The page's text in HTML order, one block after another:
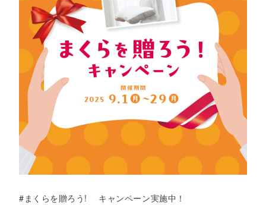
#まくらを贈ろう! キャンペーン実施中！